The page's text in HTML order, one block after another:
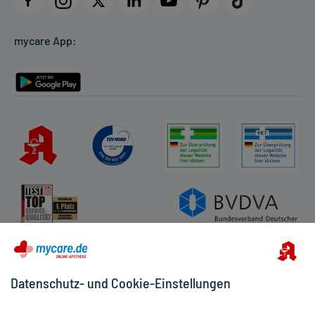
Rückgabe/Widerruf
mycare App:
Datenschutz- und Cookie-Einstellungen